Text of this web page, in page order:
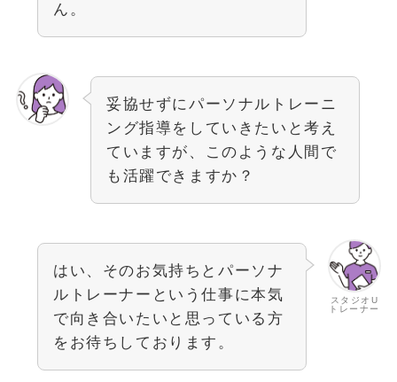
ん。
妥協せずにパーソナルトレーニ
ング指導をしていきたいと考え
ていますが、このような人間で
も活躍できますか？
スタジオU
トレーナー
はい、そのお気持ちとパーソナ
ルトレーナーという仕事に本気
で向き合いたいと思っている方
をお待ちしております。